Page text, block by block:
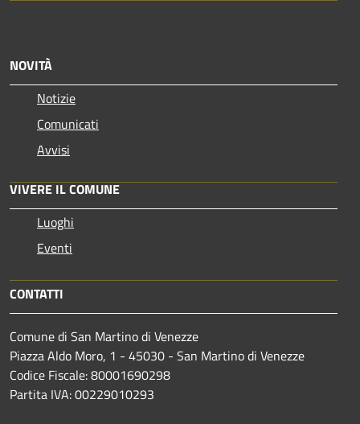
NOVITÀ
Notizie
Comunicati
Avvisi
VIVERE IL COMUNE
Luoghi
Eventi
CONTATTI
Comune di San Martino di Venezze
Piazza Aldo Moro, 1 - 45030 - San Martino di Venezze
Codice Fiscale: 80001690298
Partita IVA: 00229010293